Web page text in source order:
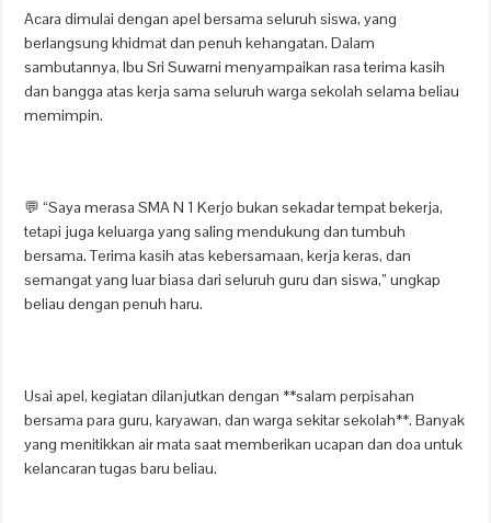
Acara dimulai dengan apel bersama seluruh siswa, yang
berlangsung khidmat dan penuh kehangatan. Dalam
sambutannya, Ibu Sri Suwarni menyampaikan rasa terima kasih
dan bangga atas kerja sama seluruh warga sekolah selama beliau
memimpin.
💬 “Saya merasa SMA N 1 Kerjo bukan sekadar tempat bekerja,
tetapi juga keluarga yang saling mendukung dan tumbuh
bersama. Terima kasih atas kebersamaan, kerja keras, dan
semangat yang luar biasa dari seluruh guru dan siswa,” ungkap
beliau dengan penuh haru.
Usai apel, kegiatan dilanjutkan dengan **salam perpisahan
bersama para guru, karyawan, dan warga sekitar sekolah**. Banyak
yang menitikkan air mata saat memberikan ucapan dan doa untuk
kelancaran tugas baru beliau.